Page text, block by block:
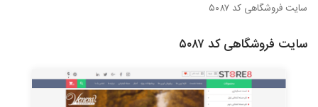
سایت فروشگاهی کد ۵۰۸۷
سایت فروشگاهی کد ۵۰۸۷